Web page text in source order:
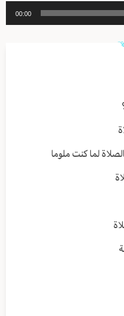
00:00
لما كنت ملوما